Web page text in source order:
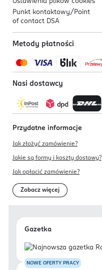
Punkt kontaktowy/ Point
of contact DSA
Metody płatności
Nasi dostawcy
Przydatne informacje
Jak złożyć zamówienie?
Jakie są formy i koszty dostawy?
Jak opłacić zamówienie?
Zobacz więcej
Gazetka
NOWE OFERTY PRACY